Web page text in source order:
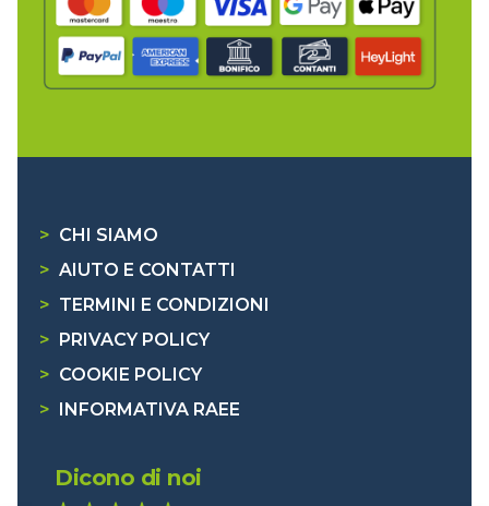
> CHI SIAMO
> AIUTO E CONTATTI
> TERMINI E CONDIZIONI
>
PRIVACY POLICY
> COOKIE POLICY
>
INFORMATIVA RAEE
Dicono di noi